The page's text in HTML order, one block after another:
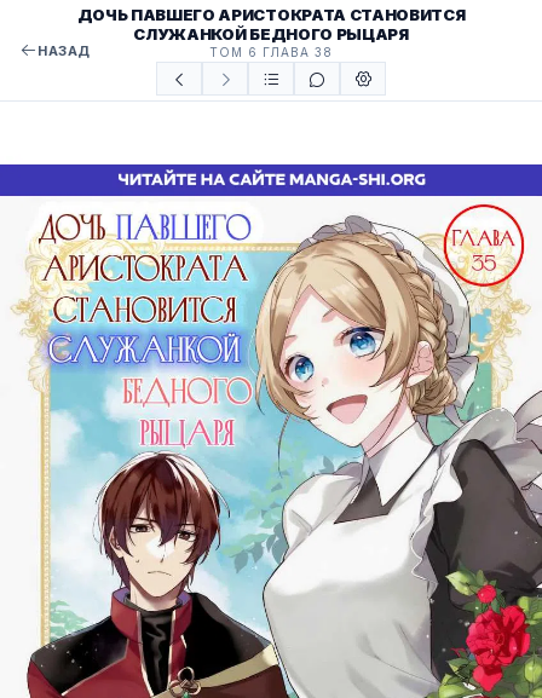
НАЗАД
ДОЧЬ ПАВШЕГО АРИСТОКРАТА СТАНОВИТСЯ
СЛУЖАНКОЙ БЕДНОГО РЫЦАРЯ
ТОМ 6 ГЛАВА 38